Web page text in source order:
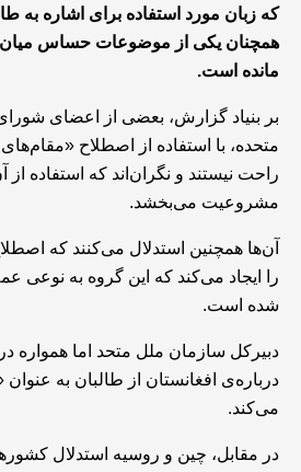
که زبان مورد استفاده برای اشاره به
همچنان یکی از موضوعات حساس میان
مانده است.
بر بنیاد گزارش، بعضی از اعضای شورای
متحده، با استفاده از اصطلاح
راحت نیستند و نگران‌اند که استفاده از
مشروعیت می‌بخشد.
آن‌ها همچنین استدلال می‌کنند که
را ایجاد می‌کند که این گروه به نوعی
شده است.
دبیرکل سازمان ملل متحد اما همواره
درباره‌ی افغانستان از طالبان به عنوان
می‌کند.
در مقابل، چین و روسیه استدلال